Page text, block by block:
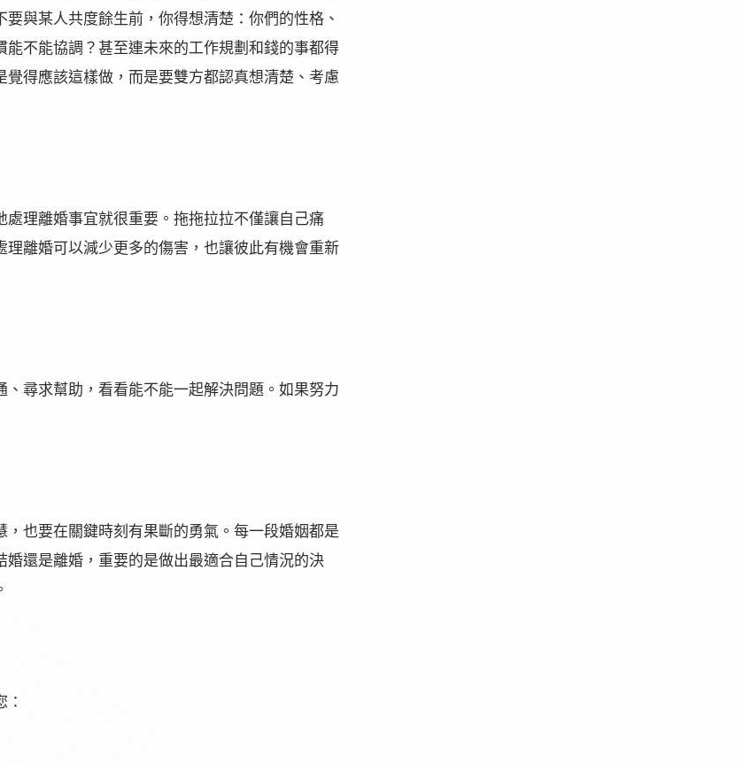
與某人共度餘生前，你得想清楚：你們的性格、
不能協調？甚至連未來的工作規劃和錢的事都得
得應該這樣做，而是要雙方都認真想清楚、考慮
理離婚事宜就很重要。拖拖拉拉不僅讓自己痛
離婚可以減少更多的傷害，也讓彼此有機會重新
尋求幫助，看看能不能一起解決問題。如果努力
也要在關鍵時刻有果斷的勇氣。每一段婚姻都是
還是離婚，重要的是做出最適合自己情況的決